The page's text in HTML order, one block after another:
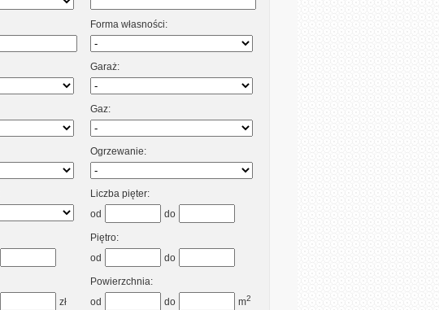
Forma własności:
Garaż:
Gaz:
Ogrzewanie:
Liczba pięter:
od
do
Piętro:
od
do
zł
Powierzchnia:
od
do m2